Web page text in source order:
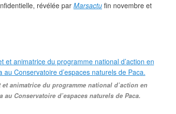
révélée parMarsactu fin novembre et
animatrice du programme national d’action en
Conservatoire d’espaces naturels de Paca.